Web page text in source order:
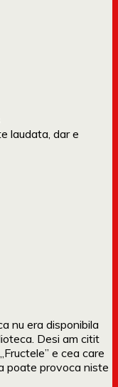
laudata, dar e
nu era disponibila
Desi am citit
e cea care
poate provoca niste